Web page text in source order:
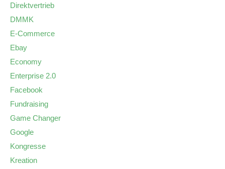
Direktvertrieb
DMMK
E-Commerce
Ebay
Economy
Enterprise 2.0
Facebook
Fundraising
Game Changer
Google
Kongresse
Kreation